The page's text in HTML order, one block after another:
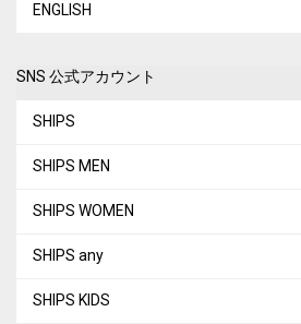
ENGLISH
SNS 公式アカウント
SHIPS
SHIPS MEN
SHIPS WOMEN
SHIPS any
SHIPS KIDS